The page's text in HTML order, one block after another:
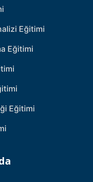
Eğitimi
Eğitimi
Eğitimi